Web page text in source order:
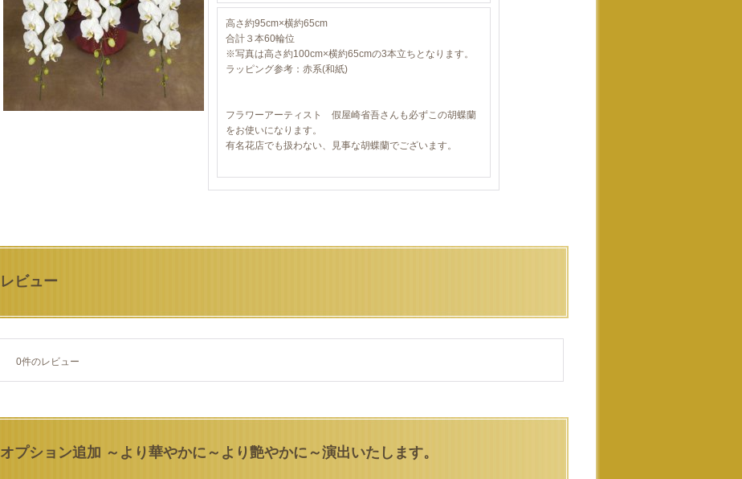
高さ約95cm×横約65cm
合計３本60輪位
※写真は高さ約100cm×横約65cmの3本立ちとなります。
ラッピング参考：赤系(和紙)
フラワーアーティスト 假屋崎省吾さんも必ずこの胡蝶蘭
をお使いになります。
有名花店でも扱わない、見事な胡蝶蘭でございます。
レビュー
0件のレビュー
オプション追加 ～より華やかに～より艶やかに～演出いたします。